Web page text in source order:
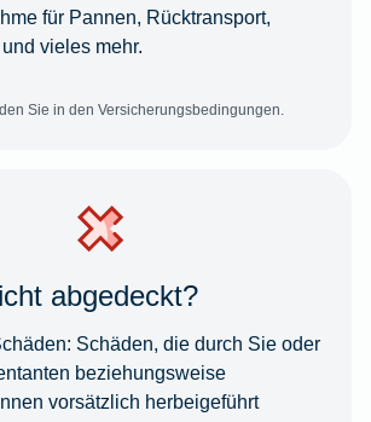
für Pannen, Rücktransport,
vieles mehr.
Sie in den Versicherungsbedingungen.
abgedeckt?
Schäden, die durch Sie oder
beziehungsweise
vorsätzlich herbeigeführt